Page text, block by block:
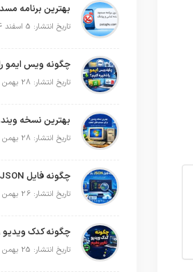
تاریخ انتشار: 5 اسفند 1404
تاریخ انتشار: 28 بهمن 1404
تاریخ انتشار: 28 بهمن 1404
تاریخ انتشار: 26 بهمن 1404
تاریخ انتشار: 25 بهمن 1404